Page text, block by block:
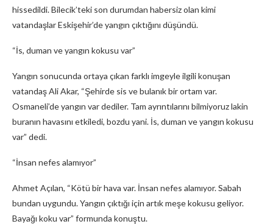
hissedildi. Bilecik’teki son durumdan habersiz olan kimi
vatandaşlar Eskişehir’de yangın çıktığını düşündü.
“İs, duman ve yangın kokusu var”
Yangın sonucunda ortaya çıkan farklı imgeyle ilgili konuşan
vatandaş Ali Akar, “Şehirde sis ve bulanık bir ortam var.
Osmaneli’de yangın var dediler. Tam ayrıntılarını bilmiyoruz lakin
buranın havasını etkiledi, bozdu yani. İs, duman ve yangın kokusu
var” dedi.
“İnsan nefes alamıyor”
Ahmet Açılan, “Kötü bir hava var. İnsan nefes alamıyor. Sabah
bundan uygundu. Yangın çıktığı için artık meşe kokusu geliyor.
Bayağı koku var” formunda konuştu.